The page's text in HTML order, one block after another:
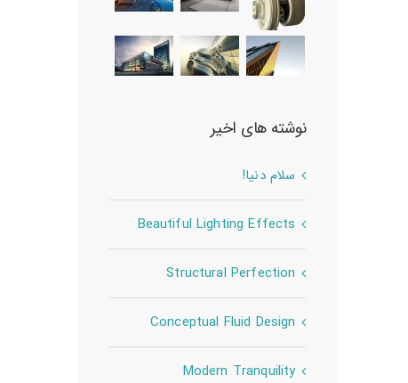
نوشته های اخیر
سلام دنیا!
Beautiful Lighting Effects
Structural Perfection
Conceptual Fluid Design
Modern Tranquility